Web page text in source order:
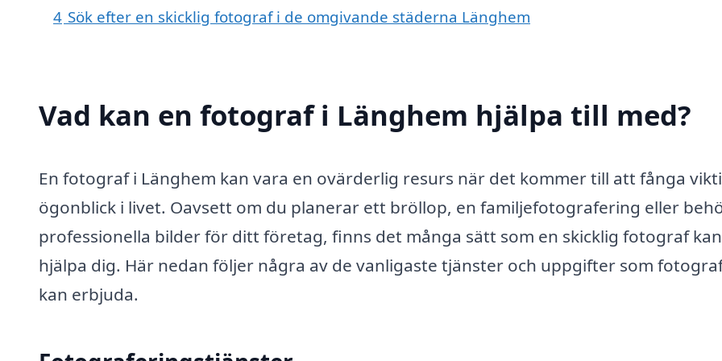
4 Sök efter en skicklig fotograf i de omgivande städerna Länghem
Vad kan en fotograf i Länghem hjälpa till med?
En fotograf i Länghem kan vara en ovärderlig resurs när det kommer till att fånga
ögonblick i livet. Oavsett om du planerar ett bröllop, en familjefotografering eller
professionella bilder för ditt företag, finns det många sätt som en skicklig fotograf kan
hjälpa dig. Här nedan följer några av de vanligaste tjänster och uppgifter som
kan erbjuda.